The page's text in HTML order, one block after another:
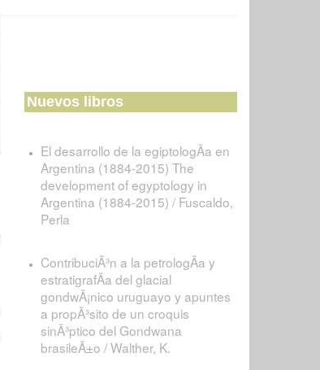
Nuevos libros
El desarrollo de la egiptologÃ­a en
Argentina (1884-2015) The
development of egyptology in
Argentina (1884-2015) / Fuscaldo,
Perla
ContribuciÃ³n a la petrologÃ­a y
estratigrafÃ­a del glacial
gondwÃ¡nico uruguayo y apuntes
a propÃ³sito de un croquis
sinÃ³ptico del Gondwana
brasileÃ±o / Walther, K.